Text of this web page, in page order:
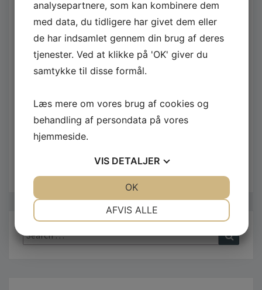
arrangementstype. For Event Republic er det
ligegyldigt, om du skal have hjælp til at arrangere
madmesser, firmafester, eller de mere private
seancer, såsom bryllupper, barnedåb, fødselsdage
eller jubilæer. Event Republic står klar til at hjælpe
allerede i dag – så får du ti procent i rabat, fordi du er
ny kunde hos dette fantastiske eventfirma i
København.
for:
Search
analysepartnere, som kan kombinere dem
med data, du tidligere har givet dem eller
de har indsamlet gennem din brug af deres
tjenester. Ved at klikke på 'OK' giver du
samtykke til disse formål.
Læs mere om vores brug af cookies og
behandling af persondata på vores
hjemmeside.
VIS DETALJER
MARKETING STATISTIK
AFVIS ALLE
OK